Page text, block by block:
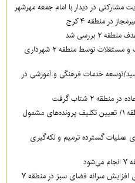
۲ بررسی شد
کسب رتبه نخست عملکرد حوزه املاک و مستغلات توسط منطقه ۲ شهرداری
رسید/توسعه خدمات فرهنگی و آموزشی در
۲ شتاب گرفت
ادامه برگزاری جلسات تبصره ۶ در منطقه ۱/ تعیین تکلیف پرونده‌های مشمول
معابر در منطقه ۷/ اجرای عملیات گسترده ترمیم و لکه‌گیری
سرانه فضای سبز در منطقه ۷